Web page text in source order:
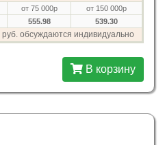
от 75 000р
от 150 000р
555.98 539.30
обсуждаются индивидуально
В корзину